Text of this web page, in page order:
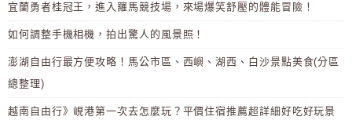
宜蘭勇者桂冠王，進入羅馬競技場，來場爆笑舒壓的體能冒險！
如何調整手機相機，拍出驚人的風景照！
澎湖自由行最方便攻略！馬公市區、西嶼、湖西、白沙景點美食(分區
總整理)
越南自由行》峴港第一次去怎麼玩？平價住宿推薦超詳細好吃好玩景